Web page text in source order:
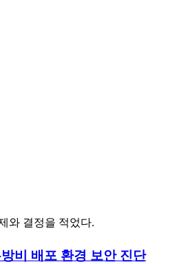
와 결정을 적었다.
비 배포 환경 보안 진단